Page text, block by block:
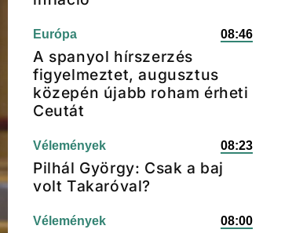
Európa 08:46
A spanyol hírszerzés
figyelmeztet, augusztus
közepén újabb roham érheti
Ceutát
Vélemények 08:23
Pilhál György: Csak a baj
volt Takaróval?
Vélemények 08:00